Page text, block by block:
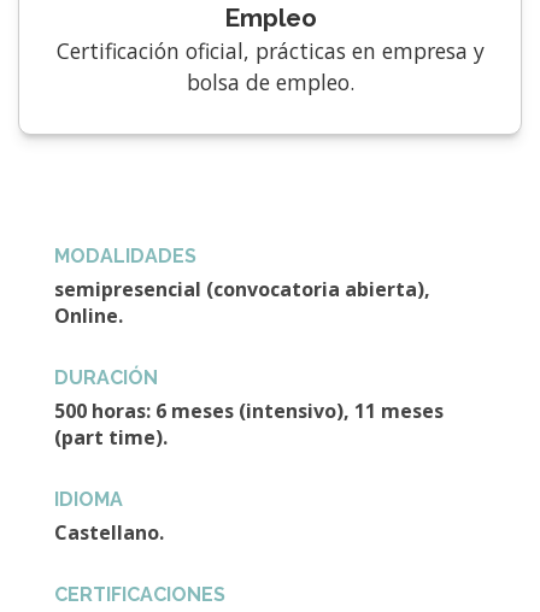
Empleo
Certificación oficial, prácticas en empresa y
bolsa de empleo.
MODALIDADES
semipresencial (convocatoria abierta),
Online.
DURACIÓN
500 horas: 6 meses (intensivo), 11 meses
(part time).
IDIOMA
Castellano.
CERTIFICACIONES